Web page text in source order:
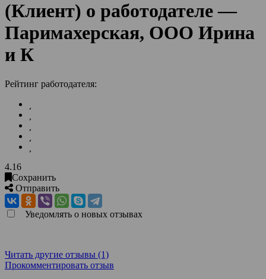
(Клиент) о работодателе —
Паримахерская, ООО Ирина
и К
Рейтинг работодателя:
4.16
Сохранить
Отправить
Уведомлять о новых отзывах
Читать другие отзывы (1)
Прокомментировать отзыв